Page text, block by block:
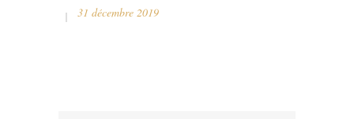
31 décembre 2019